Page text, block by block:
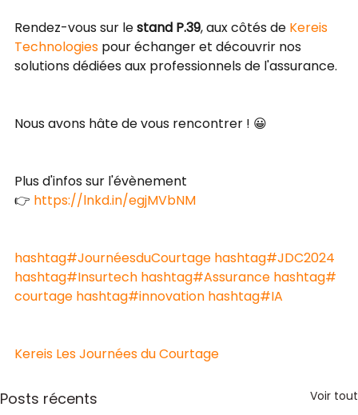
Rendez-vous sur le stand P.39, aux côtés de Kereis
Technologies pour échanger et découvrir nos
solutions dédiées aux professionnels de l'assurance.
Nous avons hâte de vous rencontrer ! 😀
Plus d'infos sur l'évènement
👉 https://lnkd.in/egjMVbNM
hashtag#JournéesduCourtage hashtag#JDC2024
hashtag#Insurtech hashtag#Assurance hashtag#
courtage hashtag#innovation hashtag#IA
Kereis Les Journées du Courtage
Posts récents Voir tout